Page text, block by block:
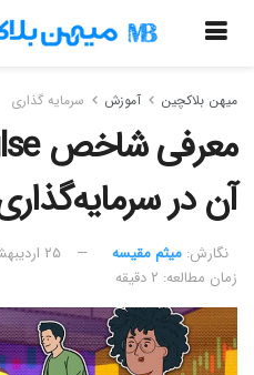
میهن بلاکچین آموزش سرمایه گذاری
آن در
نگارش:‌ میثم مقیسه
۲۵ اردیبهشت ۱۴۰۲ - ۱۷:۰۵
زمان مطالعه: ۲ دقیقه